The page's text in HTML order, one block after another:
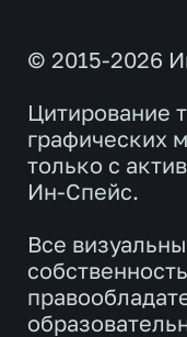
© 2015-2026
Цитирование
графических
только с
Ин-Спейс.
Все